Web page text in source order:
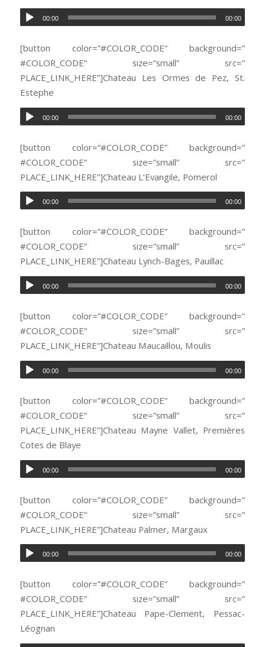
00:00 00:00
[button color=”#COLOR_CODE” background=”
#COLOR_CODE” size=”small” src=”
PLACE_LINK_HERE”]Chateau Les Ormes de Pez, St.
Estephe
00:00 00:00
[button color=”#COLOR_CODE” background=”
#COLOR_CODE” size=”small” src=”
PLACE_LINK_HERE”]Chateau L’Evangile, Pomerol
00:00 00:00
[button color=”#COLOR_CODE” background=”
#COLOR_CODE” size=”small” src=”
PLACE_LINK_HERE”]Chateau Lynch-Bages, Pauillac
00:00 00:00
[button color=”#COLOR_CODE” background=”
#COLOR_CODE” size=”small” src=”
PLACE_LINK_HERE”]Chateau Maucaillou, Moulis
00:00 00:00
[button color=”#COLOR_CODE” background=”
#COLOR_CODE” size=”small” src=”
PLACE_LINK_HERE”]Chateau Mayne Vallet, Premières
Cotes de Blaye
00:00 00:00
[button color=”#COLOR_CODE” background=”
#COLOR_CODE” size=”small” src=”
PLACE_LINK_HERE”]Chateau Palmer, Margaux
00:00 00:00
[button color=”#COLOR_CODE” background=”
#COLOR_CODE” size=”small” src=”
PLACE_LINK_HERE”]Chateau Pape-Clement, Pessac-
Léognan